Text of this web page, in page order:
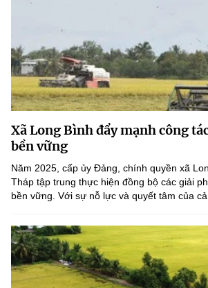
Xã Long Bình đẩy mạnh công
bền vững
Năm 2025, cấp ủy Đảng, chính quyền xã
Tháp tập trung thực hiện đồng bộ các giải
bền vững. Với sự nỗ lực và quyết tâm của cả